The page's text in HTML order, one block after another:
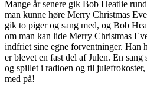
Mange år senere gik Bob Heatlie
man kunne høre Merry Christmas
gik to piger og sang med, og Bob
om man kan lide Merry Christmas
indfriet sine egne forventninger. Han
er blevet en fast del af Julen. En
og spillet i radioen og til
med på!